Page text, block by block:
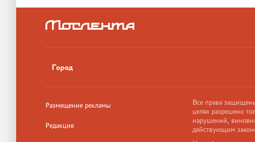
Город
Размещение рекламы
Редакция
Все права
целях разрешено
нарушений,
действующим